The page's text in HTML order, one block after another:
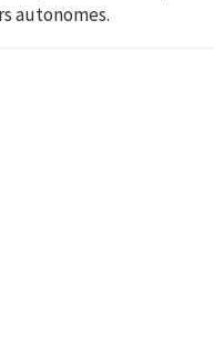
autonomes.